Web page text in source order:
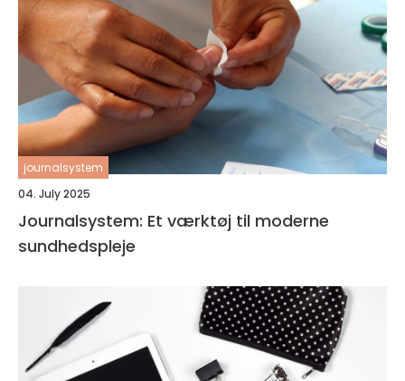
journalsystem
04. July 2025
Journalsystem: Et værktøj til moderne
sundhedspleje